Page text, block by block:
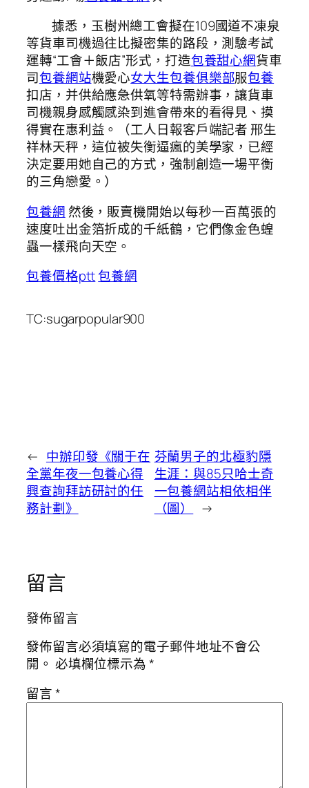
據悉，玉樹州總工會擬在109國道不凍泉
等貨車司機過往比擬密集的路段，測驗考試
運轉“工會＋飯店”形式，打造包養甜心網貨車
司包養網站機愛心女大生包養俱樂部服包養
扣店，并供給應急供氧等特需辦事，讓貨車
司機親身感觸感染到進會帶來的看得見、摸
得實在惠利益。（工人日報客戶端記者 邢生
祥林天秤，這位被失衡逼瘋的美學家，已經
決定要用她自己的方式，強制創造一場平衡
的三角戀愛。）
包養網 然後，販賣機開始以每秒一百萬張的
速度吐出金箔折成的千紙鶴，它們像金色蝗
蟲一樣飛向天空。
包養價格ptt包養網
TC:sugarpopular900
← 中辦印發《關于在
全黨年夜一包養心得
興查詢拜訪研討的任
務計劃》
芬蘭男子的北極豹隱
生涯：與85只哈士奇
一包養網站相依相伴
（圖）
→
留言
發佈留言
發佈留言必須填寫的電子郵件地址不會公
開。 必填欄位標示為*
留言*